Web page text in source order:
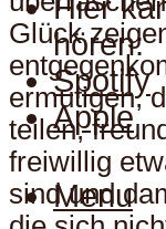
Hier
hören:
Spotify
Apple
Menu
Glück
ermutigen,
teilen,
freiwillig
sind und